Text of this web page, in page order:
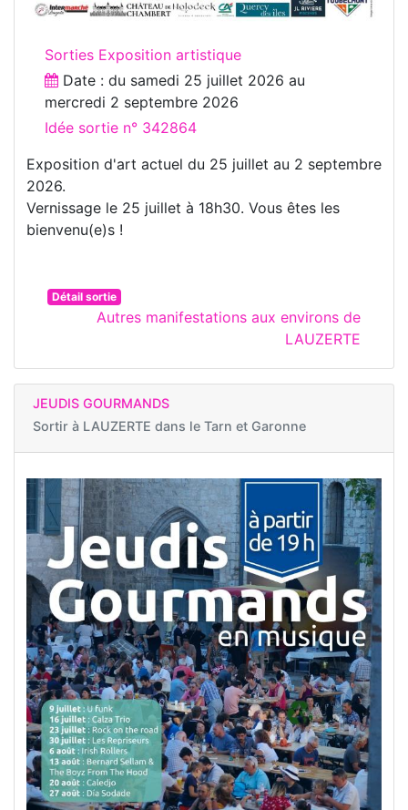
Sorties Exposition artistique
Date : du samedi 25 juillet 2026 au
mercredi 2 septembre 2026
Idée sortie n° 342864
Exposition d'art actuel du 25 juillet au 2 septembre
2026.
Vernissage le 25 juillet à 18h30. Vous êtes les
bienvenu(e)s !
Détail sortie
Autres manifestations aux environs de
LAUZERTE
JEUDIS GOURMANDS
Sortir à LAUZERTE dans le Tarn et Garonne